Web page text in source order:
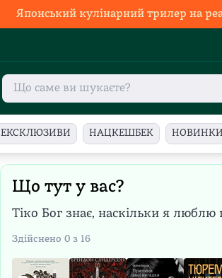
Японський кулінарний трилер на
ЕКСКЛЮЗИВИ НАЦКЕШБЕК НОВИНКИ
Що тут у вас?
Тіко Бог знає, наскільки я
Здійснено 0 з 16